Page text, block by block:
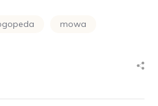
mowa